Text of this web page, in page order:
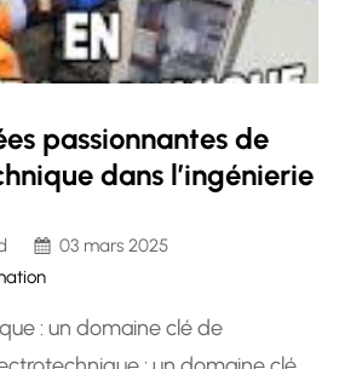
passionnantes de
dans l’ingénierie
03 mars 2025
: un domaine clé de